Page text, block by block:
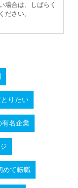
場合は、しばらく
ださい。
りたい
有名企業
めて転職